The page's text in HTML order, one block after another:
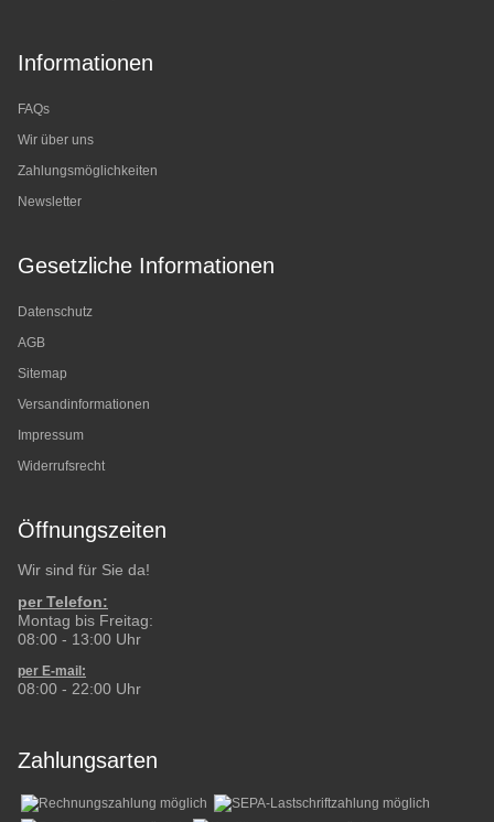
Informationen
FAQs
Wir über uns
Zahlungsmöglichkeiten
Newsletter
Gesetzliche Informationen
Datenschutz
AGB
Sitemap
Versandinformationen
Impressum
Widerrufsrecht
Öffnungszeiten
Wir sind für Sie da!
per Telefon:
Montag bis Freitag:
08:00 - 13:00 Uhr
per E-mail:
08:00 - 22:00 Uhr
Zahlungsarten